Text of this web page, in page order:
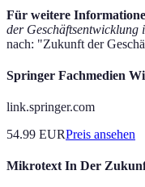
Für weitere
der Geschäftsentwicklung
nach: "Zukunft der
Springer Fachmedien
link.springer.com
54.99 EURPreis ansehen
Mikrotext In Der